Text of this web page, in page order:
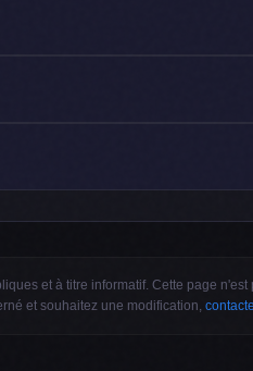
et à titre informatif. Cette page
et souhaitez une modification,